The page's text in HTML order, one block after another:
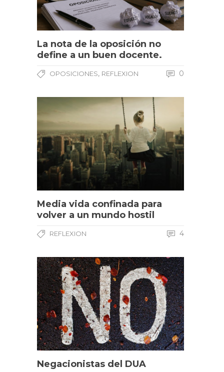
La nota de la oposición no
define a un buen docente.
OPOSICIONES, REFLEXION 0
Media vida confinada para
volver a un mundo hostil
REFLEXION 4
Negacionistas del DUA